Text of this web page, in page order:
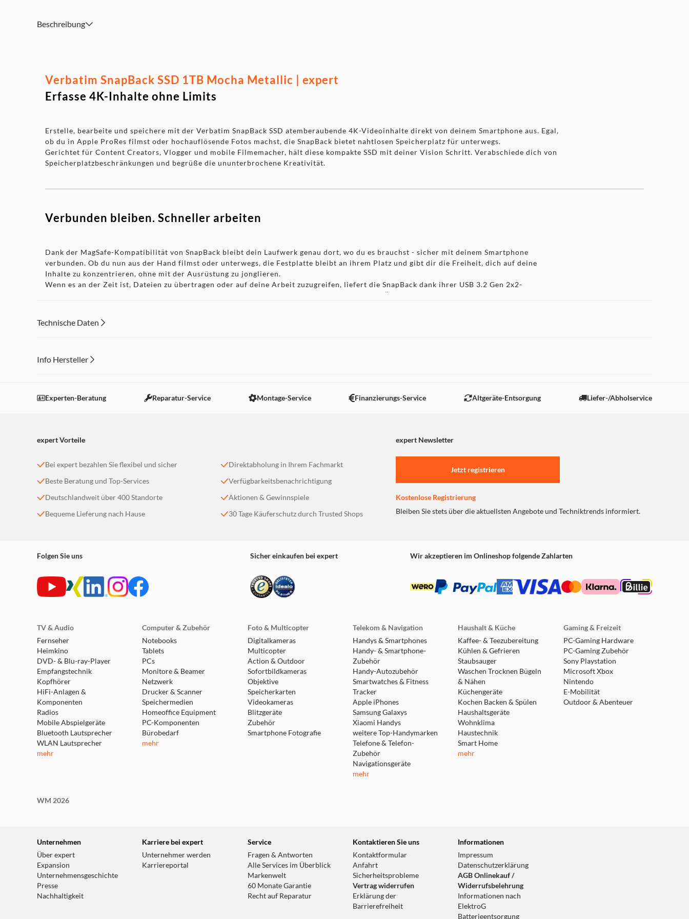
Nero 3-2-1 Backup Software für zeitgesteuerte Backups enthalten
Beschreibung
Verbatim SnapBack SSD 1TB Mocha Metallic | expert
Erfasse 4K-Inhalte ohne Limits
Erstelle, bearbeite und speichere mit der Verbatim SnapBack SSD atemberaubende 4K-Videoinhalte direkt von deinem Smartphone aus. Egal,
ob du in Apple ProRes filmst oder hochauflösende Fotos machst, die SnapBack bietet nahtlosen Speicherplatz für unterwegs.
Gerichtet für Content Creators, Vlogger und mobile Filmemacher, hält diese kompakte SSD mit deiner Vision Schritt. Verabschiede dich von
Speicherplatzbeschränkungen und begrüße die ununterbrochene Kreativität.
Verbunden bleiben. Schneller arbeiten
Dank der MagSafe-Kompatibilität von SnapBack bleibt dein Laufwerk genau dort, wo du es brauchst - sicher mit deinem Smartphone
verbunden. Ob du nun aus der Hand filmst oder unterwegs, die Festplatte bleibt an ihrem Platz und gibt dir die Freiheit, dich auf deine
Inhalte zu konzentrieren, ohne mit der Ausrüstung zu jonglieren.
Wenn es an der Zeit ist, Dateien zu übertragen oder auf deine Arbeit zuzugreifen, liefert die SnapBack dank ihrer USB 3.2 Gen 2x2-
Schnittstelle und dem USB-C-Anschluss blitzschnelle Geschwindigkeiten von bis zu 20 Gbps. Übertrage große 4K-Videodateien,
Smart Backup
Mit der mitgelieferten Nero 3-2-1 Backup-Software schützt SnapBack deine Dateien automatisch. Plane regelmäßige Backups und sichere
Technische Daten
Stromversorgung: über USB-Anschluss
Schreibgeschwindigkeiten: bis zu 1800MB/s*
Abmessungen: 70mm x 62mm x 8,2mm (LxBxT)
*Für eine optimale Leistung sollte das Laufwerk an einen USB3.2 Gen2x2 Host Controller oder höher angeschlossen werden.
Systemvoraussetzungen
USB-Anschluss: USB-C
Schnittstelle: USB 3.2 Gen 2x2
OS: Windows 10 oder höher
Mac OS 10.14 oder höher
iOS 17 oder höher
Nero 3-2-1 Backup-Software**
Schnellstartanleitung
Magnetischer Ring
** Nero-Software nur mit Windows kompatibel
Technische Daten
Info Hersteller
Einstellungen anpassen
Experten-Beratung Reparatur-Service Montage-Service Finanzierungs-Service Altgeräte-Entsorgung Liefer-/Abholservice
expert Vorteile expert Newsletter
Bei expert bezahlen Sie flexibel und sicher
Beste Beratung und Top-Services
Deutschlandweit über 400 Standorte
Bequeme Lieferung nach Hause
Direktabholung in Ihrem Fachmarkt
Verfügbarkeitsbenachrichtigung
Aktionen & Gewinnspiele
30 Tage Käuferschutz durch Trusted Shops
Jetzt registrieren
Kostenlose Registrierung
Bleiben Sie stets über die aktuellsten Angebote und Techniktrends informiert.
Folgen Sie uns Sicher einkaufen bei expert Wir akzeptieren im Onlineshop folgende Zahlarten
TV & Audio
Fernseher
Heimkino
DVD- & Blu-ray-Player
Empfangstechnik
Kopfhörer
HiFi-Anlagen &
Komponenten
Radios
Mobile Abspielgeräte
Bluetooth Lautsprecher
WLAN Lautsprecher
mehr
Computer & Zubehör
Notebooks
Tablets
PCs
Monitore & Beamer
Netzwerk
Drucker & Scanner
Speichermedien
Homeoffice Equipment
PC-Komponenten
Bürobedarf
mehr
Foto & Multicopter
Digitalkameras
Multicopter
Action & Outdoor
Sofortbildkameras
Objektive
Speicherkarten
Videokameras
Blitzgeräte
Zubehör
Smartphone Fotografie
Telekom & Navigation
Handys & Smartphones
Handy- & Smartphone-
Zubehör
Handy-Autozubehör
Smartwatches & Fitness
Tracker
Apple iPhones
Samsung Galaxys
Xiaomi Handys
weitere Top-Handymarken
Telefone & Telefon-
Zubehör
Navigationsgeräte
mehr
Haushalt & Küche
Kaffee- & Teezubereitung
Kühlen & Gefrieren
Staubsauger
Waschen Trocknen Bügeln
& Nähen
Küchengeräte
Kochen Backen & Spülen
Haushaltsgeräte
Wohnklima
Haustechnik
Smart Home
mehr
Gaming & Freizeit
PC-Gaming Hardware
PC-Gaming Zubehör
Sony Playstation
Microsoft Xbox
Nintendo
E-Mobilität
Outdoor & Abenteuer
WM 2026
Unternehmen
Über expert
Expansion
Unternehmensgeschichte
Presse
Nachhaltigkeit
Karriere bei expert
Unternehmer werden
Karriereportal
Service
Fragen & Antworten
Alle Services im Überblick
Markenwelt
60 Monate Garantie
Recht auf Reparatur
Kontaktieren Sie uns
Kontaktformular
Anfahrt
Sicherheitsprobleme
Vertrag widerrufen
Erklärung der
Barrierefreiheit
Informationen
Impressum
Datenschutzerklärung
AGB Onlinekauf /
Widerrufsbelehrung
Informationen nach
ElektroG
Batterieentsorgung